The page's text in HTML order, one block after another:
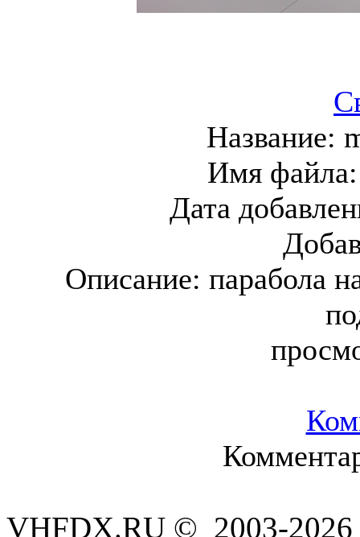
Название:
Имя
Дата
Описание: парабола
VHFDX.RU © 2003-2026